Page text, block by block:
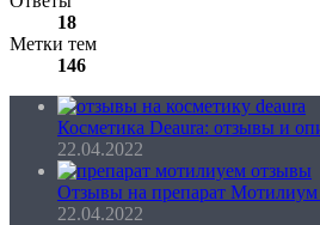
18
Метки тем
146
Косметика Deaura: отзывы и
22.04.2022
Отзывы на препарат Мотилиум
22.04.2022